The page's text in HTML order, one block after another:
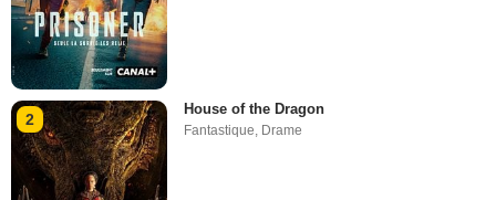
2
House of the Dragon
Fantastique, Drame